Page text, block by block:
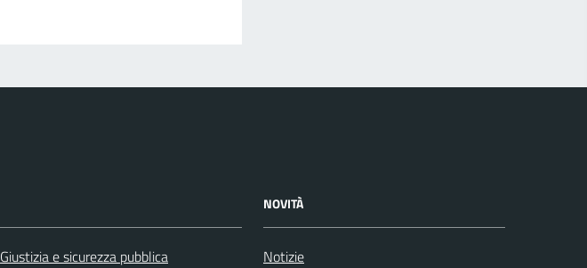
Giustizia e sicurezza pubblica
NOVITÀ
Notizie